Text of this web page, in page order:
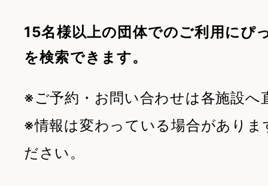
15名様以上の団体でのご利用にぴ
を検索できます。
※ご予約・お問い合わせは各施設へ
※情報は変わっている場合があり
ださい。